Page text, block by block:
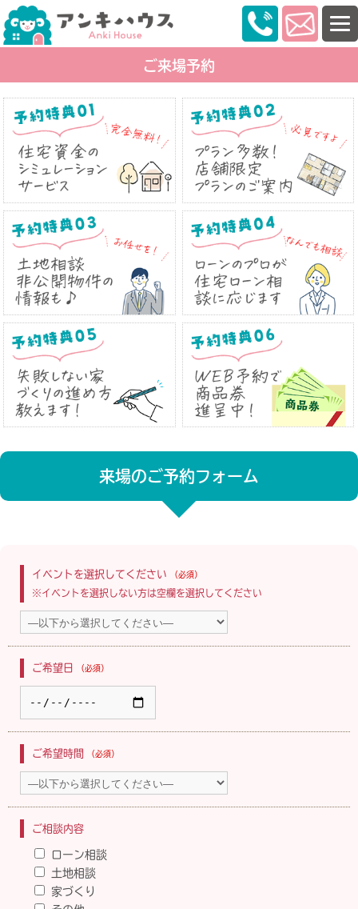
ご来場予約
来場のご予約フォーム
イベントを選択してください （必須）
※イベントを選択しない方は空欄を選択してください
ご希望日 （必須）
ご希望時間 （必須）
ご相談内容
ローン相談
土地相談
家づくり